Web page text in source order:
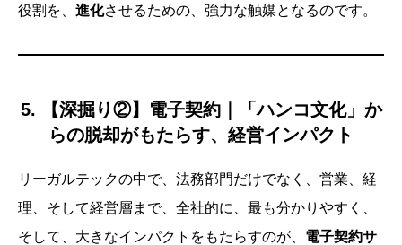
役割を、 進化させるための、強力な触媒となるのです。
5. 【深掘り②】電子契約｜「ハンコ文化」か
らの脱却がもたらす、経営インパクト
リーガルテックの中で、法務部門だけでなく、営業、経
理、そして経営層まで、全社的に、最も分かりやすく、
そして、大きなインパクトをもたらすのが、 電子契約サ